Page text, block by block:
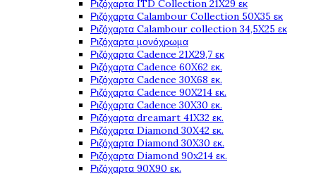
Ριζόχαρτα ITD Collection 21X29 εκ
Ριζόχαρτα Calambour Collection 50X35 εκ
Ριζόχαρτα Calambour collection 34,5X25 εκ
Ριζόχαρτα μονόχρωμα
Ριζόχαρτα Cadence 21Χ29,7 εκ
Ριζόχαρτα Cadence 60X62 εκ.
Ριζόχαρτα Cadence 30X68 εκ.
Ριζόχαρτα Cadence 90X214 εκ.
Ριζόχαρτα Cadence 30X30 εκ.
Ριζόχαρτα dreamart 41X32 εκ.
Ριζόχαρτα Diamond 30X42 εκ.
Ριζόχαρτα Diamond 30X30 εκ.
Ριζόχαρτα Diamond 90x214 εκ.
Ριζόχαρτα 90X90 εκ.